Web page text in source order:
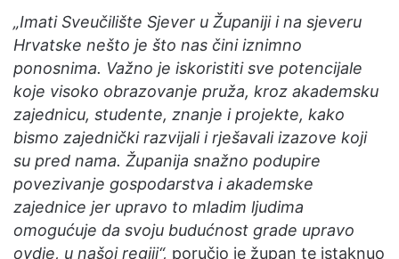
„Imati Sveučilište Sjever u Županiji i na sjeveru
Hrvatske nešto je što nas čini iznimno
ponosnima. Važno je iskoristiti sve potencijale
koje visoko obrazovanje pruža, kroz akademsku
zajednicu, studente, znanje i projekte, kako
bismo zajednički razvijali i rješavali izazove koji
su pred nama. Županija snažno podupire
povezivanje gospodarstva i akademske
zajednice jer upravo to mladim ljudima
omogućuje da svoju budućnost grade upravo
ovdje, u našoj regiji“, poručio je župan te istaknuo